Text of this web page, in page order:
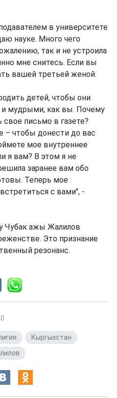
в университете
науке. Много чего
так и не устроила
мне снитесь. Если вы
вашей третьей женой.
детей, чтобы они
мудрыми, как вы. Почему
письмо в газете?
– чтобы донести до вас
мое внутреннее
я вам? В этом я не
заранее вам обо
Теперь мое
с вами", -
Чубак ажы Жалилов
Это признание
резонанс.
Кыргызстан